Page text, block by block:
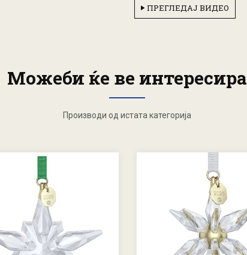
ПРЕГЛЕДАЈ ВИДЕО
Можеби ќе ве интересира
Производи од истата категорија